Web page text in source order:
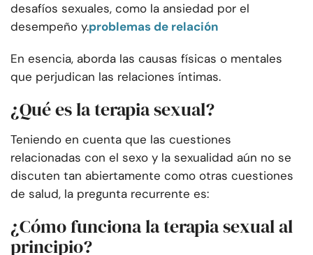
desafíos sexuales, como la ansiedad por el
desempeño y.problemas de relación
En esencia, aborda las causas físicas o mentales
que perjudican las relaciones íntimas.
¿Qué es la terapia sexual?
Teniendo en cuenta que las cuestiones
relacionadas con el sexo y la sexualidad aún no se
discuten tan abiertamente como otras cuestiones
de salud, la pregunta recurrente es:
¿Cómo funciona la terapia sexual al
principio?